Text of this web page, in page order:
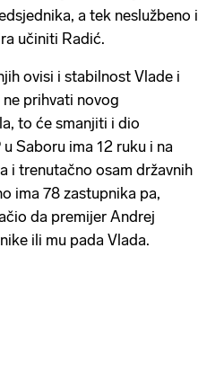
a tek neslužbeno i
učiniti Radić.
ovisi i stabilnost Vlade i
prihvati novog
to će smanjiti i dio
Saboru ima 12 ruku i na
i trenutačno osam državnih
ima 78 zastupnika pa,
da premijer Andrej
ili mu pada Vlada.